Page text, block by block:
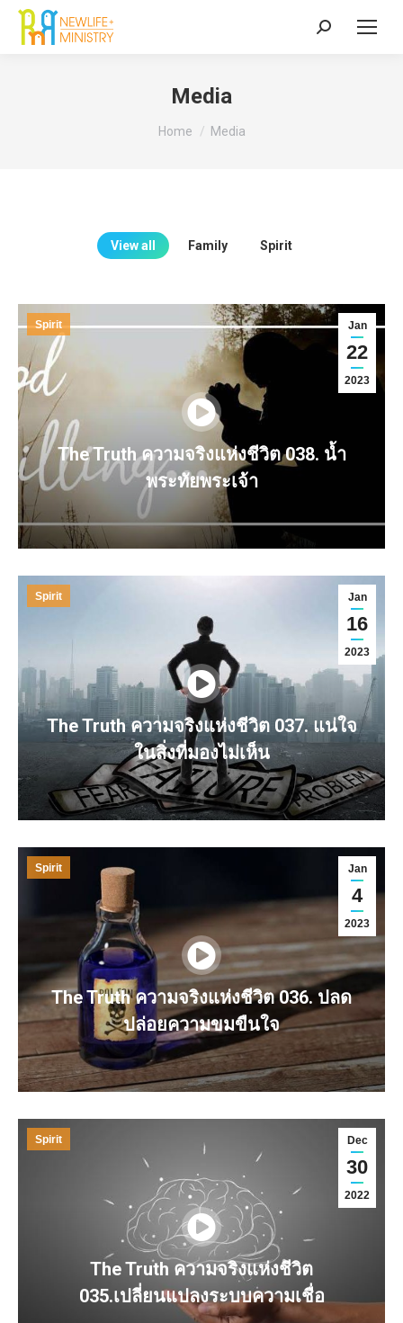
Search:
Media
You are here:
Home Media
View all Family Spirit
Jan
22
2023
Spirit
The Truth ความจริงแห่งชีวิต 038. น้ำ
พระทัยพระเจ้า
Jan
16
2023
Spirit
The Truth ความจริงแห่งชีวิต 037. แน่ใจ
ในสิ่งที่มองไม่เห็น
Jan
4
2023
Spirit
The Truth ความจริงแห่งชีวิต 036. ปลด
ปล่อยความขมขืนใจ
Dec
30
2022
Spirit
The Truth ความจริงแห่งชีวิต
035.เปลี่ยนแปลงระบบความเชื่อ